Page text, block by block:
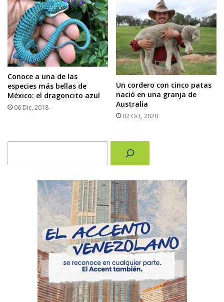
Conoce a una de las
especies más bellas de
México: el dragoncito azul
06 Dic, 2018
Un cordero con cinco patas
nació en una granja de
Australia
02 Oct, 2020